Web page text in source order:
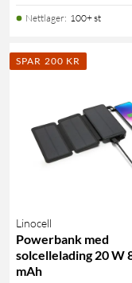
Nettlager: 100+ st
SPAR 200 KR
Linocell
Powerbank med
solcellelading 20 W
mAh